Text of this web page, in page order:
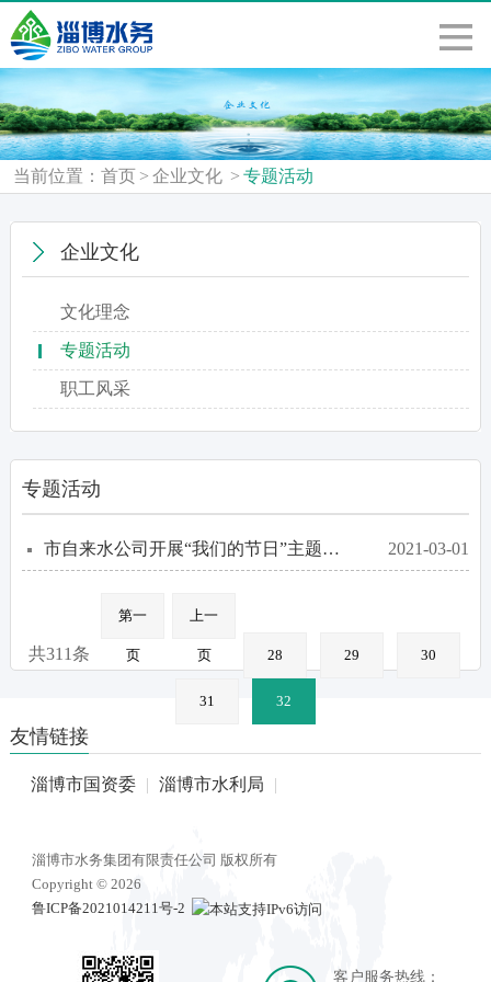
当前位置： 首页 > 企业文化 > 专题活动
企业文化
文化理念
专题活动
职工风采
专题活动
市自来水公司开展“我们的节日”主题系列活动 2021-03-01
共311条
第一
页
上一
页 28 29 30
31 32
友情链接
淄博市国资委 | 淄博市水利局 |
淄博市水务集团有限责任公司 版权所有
Copyright © 2026
鲁ICP备2021014211号-2
客户服务热线：